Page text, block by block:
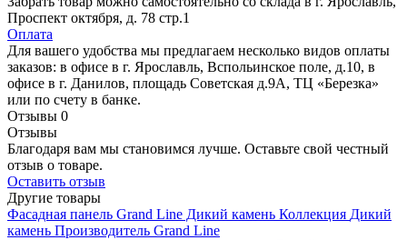
Проспект октября, д. 78 стр.1
Оплата
Для вашего удобства мы предлагаем несколько видов оплаты
заказов: в офисе в г. Ярославль, Вспольинское поле, д.10, в
офисе в г. Данилов, площадь Советская д.9А, ТЦ «Березка»
или по счету в банке.
Отзывы 0
Отзывы
Благодаря вам мы становимся лучше. Оставьте свой честный
отзыв о товаре.
Оставить отзыв
Другие товары
Фасадная панель Grand Line Дикий камень Коллекция Дикий
камень Производитель Grand Line